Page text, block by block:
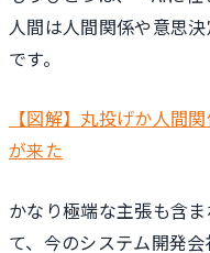
人間は人間関係や意思
です。
【図解】丸投げか人間
が来た
かなり極端な主張も含
て、今のシステム開発